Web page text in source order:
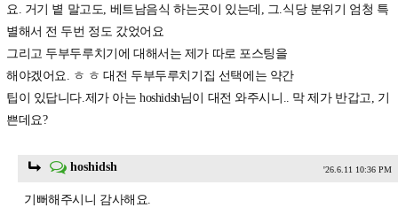
요. 거기 볕 말고도, 베트남음식 하는곳이 있는데, 그.식당 분위기 엄청 특
별해서 전 두번 정도 갔었어요
그리고 두부두루치기에 대해서는 제가 따로 포스팅을
해야겠어요. ㅎ ㅎ 대전 두부두루치기집 선택에는 약간
팁이 있답니다.제가 아는 hoshidsh님이 대전 와주시니.. 막 제가 반갑고, 기
쁜데요?
hoshidsh '26.6.11 10:36 PM
기뻐해주시니 감사해요.